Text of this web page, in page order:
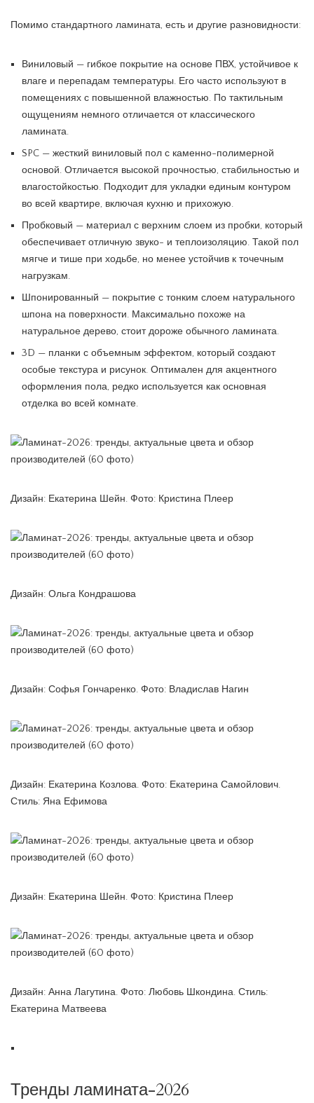
Помимо стандартного ламината, есть и другие разновидности:
Виниловый — гибкое покрытие на основе ПВХ, устойчивое к
влаге и перепадам температуры. Его часто используют в
помещениях с повышенной влажностью. По тактильным
ощущениям немного отличается от классического
ламината.
SPC — жесткий виниловый пол с каменно-полимерной
основой. Отличается высокой прочностью, стабильностью и
влагостойкостью. Подходит для укладки единым контуром
во всей квартире, включая кухню и прихожую.
Пробковый — материал с верхним слоем из пробки, который
обеспечивает отличную звуко- и теплоизоляцию. Такой пол
мягче и тише при ходьбе, но менее устойчив к точечным
нагрузкам.
Шпонированный — покрытие с тонким слоем натурального
шпона на поверхности. Максимально похоже на
натуральное дерево, стоит дороже обычного ламината.
3D — планки с объемным эффектом, который создают
особые текстура и рисунок. Оптимален для акцентного
оформления пола, редко используется как основная
отделка во всей комнате.
Дизайн: Екатерина Шейн. Фото: Кристина Плеер
Дизайн: Ольга Кондрашова
Дизайн: Софья Гончаренко. Фото: Владислав Нагин
Дизайн: Екатерина Козлова. Фото: Екатерина Самойлович.
Стиль: Яна Ефимова
Дизайн: Екатерина Шейн. Фото: Кристина Плеер
Дизайн: Анна Лагутина. Фото: Любовь Шкондина. Стиль:
Екатерина Матвеева
Тренды ламината-2026